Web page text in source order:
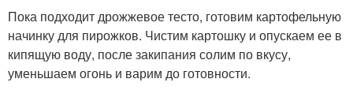
Пока подходит дрожжевое тесто, готовим картофельную
начинку для пирожков. Чистим картошку и опускаем ее в
кипящую воду, после закипания солим по вкусу,
уменьшаем огонь и варим до готовности.